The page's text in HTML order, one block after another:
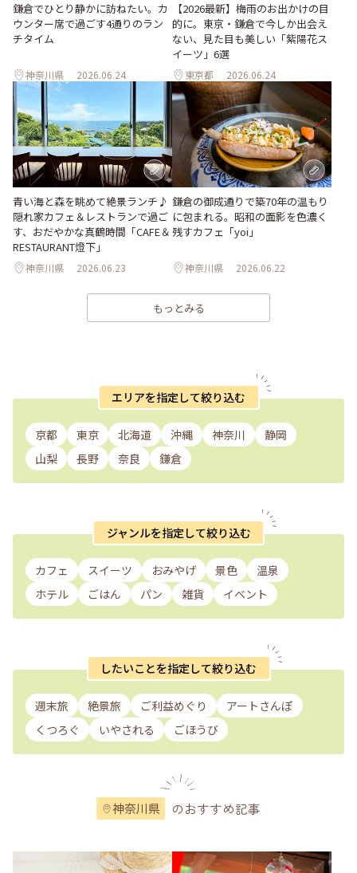
鎌倉でひとり静かに訪ねたい。カ
ウンター席で過ごす4通りのラン
チタイム
神奈川県 2026.06.24
【2026最新】梅雨のお出かけの目
的に。東京・鎌倉で今しか出会え
ない、見た目も美しい「紫陽花ス
イーツ」6選
東京都 2026.06.24
青い海と森を眺めて絶景ランチ♪
隠れ家カフェ＆レストランで過ご
す、おだやかな真鶴時間「CAFE＆
RESTAURANT燈下」
神奈川県 2026.06.23
鎌倉の御成通りで築70年の温もり
に包まれる。昭和の面影を色濃く
残すカフェ「yoi」
神奈川県 2026.06.22
もっとみる
エリアを指定して絞り込む
京都 東京 北海道 沖縄 神奈川
静岡
山梨
長野 奈良 鎌倉
ジャンルを指定して絞り込む
カフェ スイーツ おみやげ 景色
温泉
ホテル
ごはん パン 雑貨 イベント
したいことを指定して絞り込む
週末旅 絶景旅 ご利益めぐり
アートさんぽ
くつろぐ
いやされる ごほうび
神奈川県 のおすすめ記事